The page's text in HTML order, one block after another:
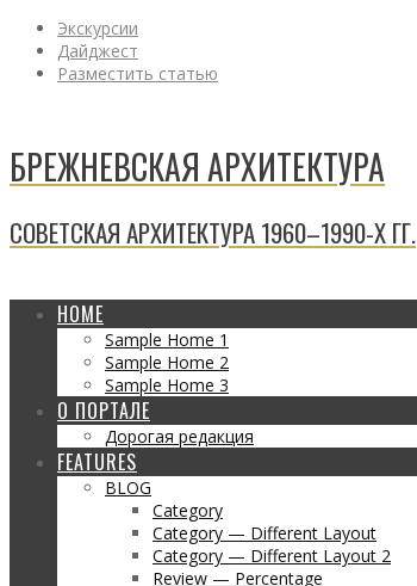
Экскурсии
Дайджест
Разместить статью
БРЕЖНЕВСКАЯ АРХИТЕКТУРА
СОВЕТСКАЯ АРХИТЕКТУРА 1960–1990-Х ГГ.
HOME
Sample Home 1
Sample Home 2
Sample Home 3
О ПОРТАЛЕ
Дорогая редакция
FEATURES
BLOG
Category
Category — Different Layout
Category — Different Layout 2
Review — Percentage